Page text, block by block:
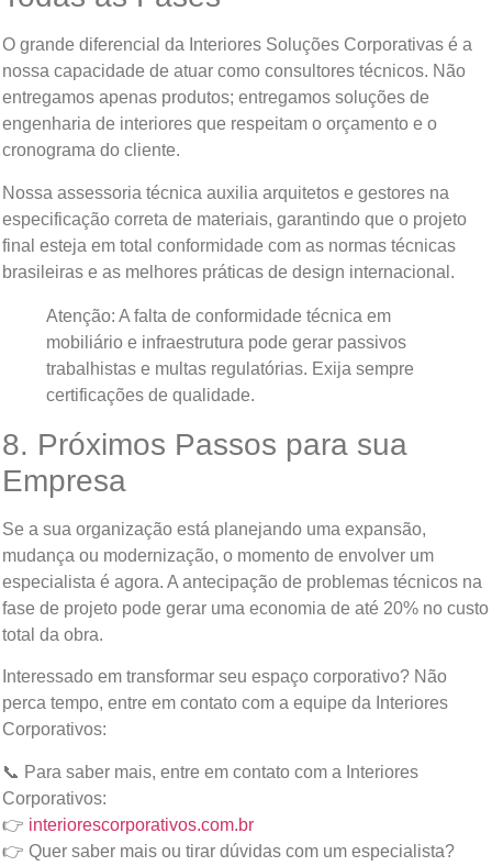
O grande diferencial da Interiores Soluções Corporativas é a
nossa capacidade de atuar como consultores técnicos. Não
entregamos apenas produtos; entregamos soluções de
engenharia de interiores que respeitam o orçamento e o
cronograma do cliente.
Nossa assessoria técnica auxilia arquitetos e gestores na
especificação correta de materiais, garantindo que o projeto
final esteja em total conformidade com as normas técnicas
brasileiras e as melhores práticas de design internacional.
Atenção: A falta de conformidade técnica em
mobiliário e infraestrutura pode gerar passivos
trabalhistas e multas regulatórias. Exija sempre
certificações de qualidade.
8. Próximos Passos para sua
Empresa
Se a sua organização está planejando uma expansão,
mudança ou modernização, o momento de envolver um
especialista é agora. A antecipação de problemas técnicos na
fase de projeto pode gerar uma economia de até 20% no custo
total da obra.
Interessado em transformar seu espaço corporativo? Não
perca tempo, entre em contato com a equipe da Interiores
Corporativos:
📞 Para saber mais, entre em contato com a Interiores
Corporativos:
👉 interiorescorporativos.com.br
👉 Quer saber mais ou tirar dúvidas com um especialista?